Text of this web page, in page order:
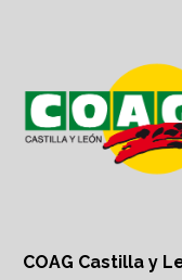
COAG Castilla y